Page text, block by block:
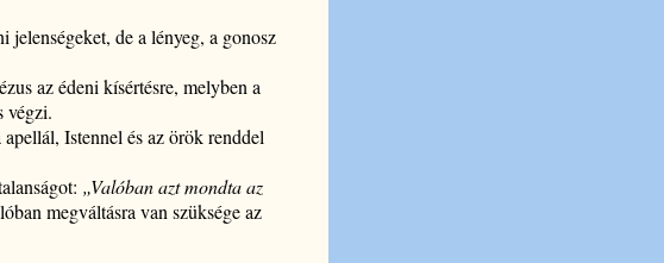
jelenségeket, de a lényeg, a gonosz
az édeni kísértésre, melyben a
végzi.
Istennel és az örök renddel
„Valóban azt mondta az
megváltásra van szüksége az